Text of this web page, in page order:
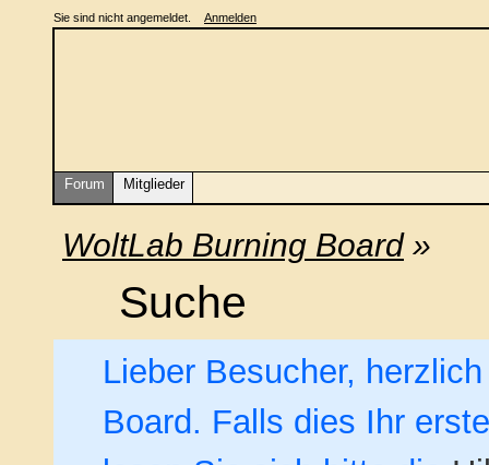
Sie sind nicht angemeldet. Anmelden
Forum Mitglieder
WoltLab Burning Board»
Suche
Lieber Besucher,
Board. Falls dies Ihr